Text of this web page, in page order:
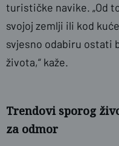
turističke navike. „Od
svojoj zemlji ili kod
svjesno odabiru ostati
života,“ kaže.
Trendovi sporog
za odmor